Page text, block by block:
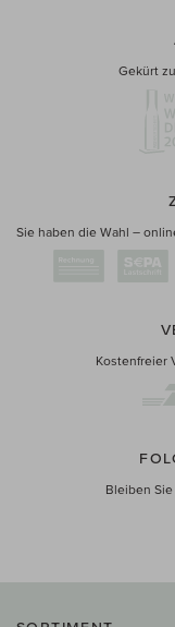
Gekürt
Sie haben die Wahl –
Kostenfreier
Bleiben